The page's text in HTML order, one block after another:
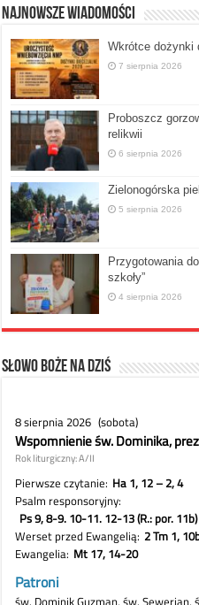
Najnowsze Wiadomości
Wkrótce dożynki
7 sierpnia 2026
Proboszcz
relikwii
6 sierpnia 2026
Zielonogórska
5 sierpnia 2026
Przygotowania
szkoły”
4 sierpnia 2026
Słowo Boże na dziś